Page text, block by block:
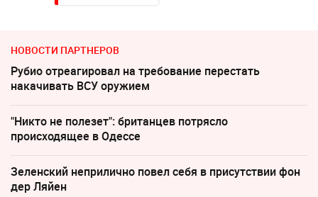
НОВОСТИ ПАРТНЕРОВ
Рубио отреагировал на требование перестать
накачивать ВСУ оружием
"Никто не полезет": британцев потрясло
происходящее в Одессе
Зеленский неприлично повел cебя в присутствии фон
дер Ляйен